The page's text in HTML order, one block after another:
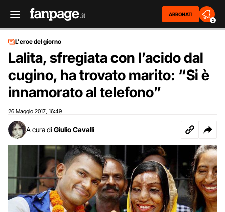
ABBONATI
2
L'eroe del giorno
Lalita, sfregiata con l’acido dal
cugino, ha trovato marito: “Si è
innamorato al telefono”
26 Maggio 2017 16:49
A cura di Giulio Cavalli